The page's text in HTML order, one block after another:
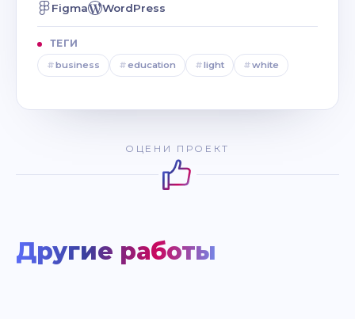
Figma WordPress
ТЕГИ
#business #education #light #white
ОЦЕНИ ПРОЕКТ
Другие работы